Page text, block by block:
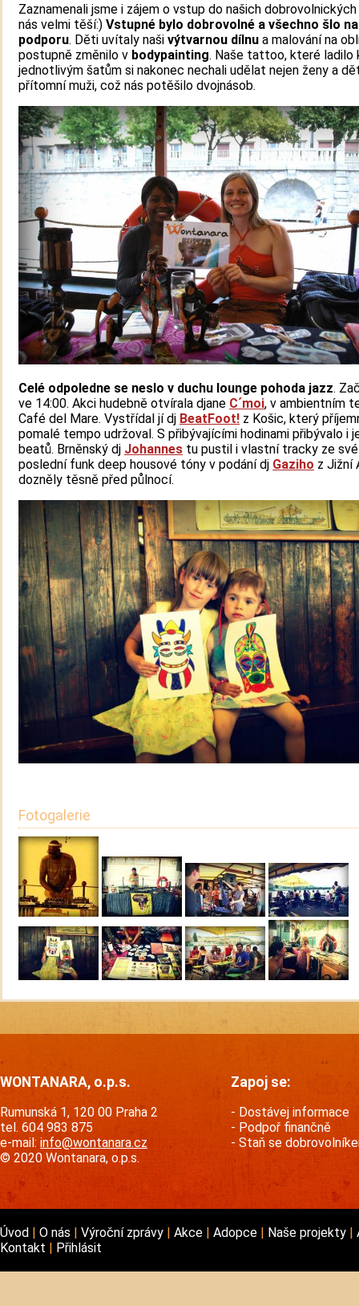
Zaznamenali jsme i zájem o vstup do našich
nás velmi těší:) Vstupné bylo dobrovolné a všechno šlo
podporu. Děti uvítaly naši výtvarnou dílnu a malování na
postupně změnilo v bodypainting. Naše tattoo, které ladilo
jednotlivým šatům si nakonec nechali udělat nejen ženy a
přítomní muži, což nás potěšilo dvojnásob.
Celé odpoledne se neslo v duchu lounge pohoda jazz.
ve 14:00. Akci hudebně otvírala djane C´moi, v ambientním
Café del Mare. Vystřídal jí dj BeatFoot! z Košic, který
pomalé tempo udržoval. S přibývajícími hodinami přibývalo i
beatů. Brněnský dj Johannes tu pustil i vlastní tracky ze
poslední funk deep housové tóny v podání dj Gaziho z Jižní
dozněly těsně před půlnocí.
Fotogalerie
WONTANARA, o.p.s.
Rumunská 1, 120 00 Praha 2
tel. 604 983 875
e-mail: info@wontanara.cz
© 2020 Wontanara, o.p.s.
Zapoj se:
Dostávej informace
Podpoř finančně
Staň se
Úvod O nás Výroční zprávy Akce Adopce Naše projekty
Kontakt
Přihlásit